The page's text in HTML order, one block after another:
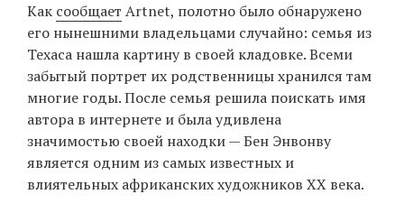
Как сообщает Artnet, полотно было обнаружено
его нынешними владельцами случайно: семья из
Техаса нашла картину в своей кладовке. Всеми
забытый портрет их родственницы хранился там
многие годы. После семья решила поискать имя
автора в интернете и была удивлена
значимостью своей находки — Бен Энвонву
является одним из самых известных и
влиятельных африканских художников XX века.